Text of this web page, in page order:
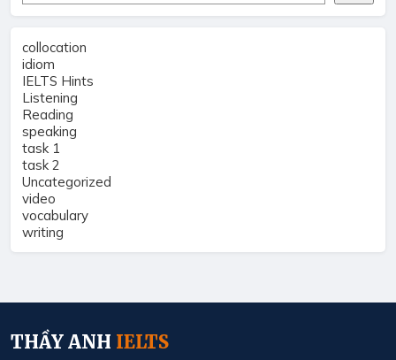
collocation
idiom
IELTS Hints
Listening
Reading
speaking
task 1
task 2
Uncategorized
video
vocabulary
writing
THẦY ANH IELTS